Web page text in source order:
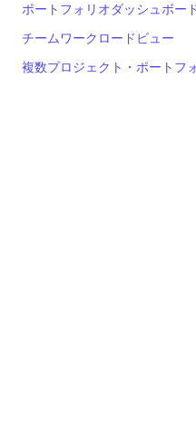
ポートフォリオダッシュボー
チームワークロードビュー
複数プロジェクト・ポートフ